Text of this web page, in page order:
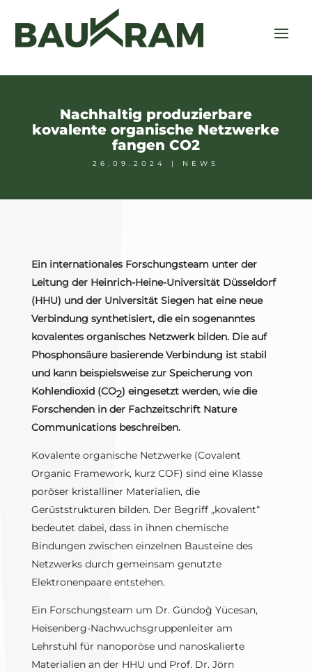
Nachhaltig produzierbare
kovalente organische Netzwerke
fangen CO2
26.09.2024 | NEWS
Ein internationales Forschungsteam unter der
Leitung der Heinrich-Heine-Universität Düsseldorf
(HHU) und der Universität Siegen hat eine neue
Verbindung synthetisiert, die ein sogenanntes
kovalentes organisches Netzwerk bilden. Die auf
Phosphonsäure basierende Verbindung ist stabil
und kann beispielsweise zur Speicherung von
Kohlendioxid (CO2) eingesetzt werden, wie die
Forschenden in der Fachzeitschrift Nature
Communications beschreiben.
Kovalente organische Netzwerke (Covalent
Organic Framework, kurz COF) sind eine Klasse
poröser kristalliner Materialien, die
Gerüststrukturen bilden. Der Begriff „kovalent“
bedeutet dabei, dass in ihnen chemische
Bindungen zwischen einzelnen Bausteine des
Netzwerks durch gemeinsam genutzte
Elektronenpaare entstehen.
Ein Forschungsteam um Dr. Gündoğ Yücesan,
Heisenberg-Nachwuchsgruppenleiter am
Lehrstuhl für nanoporöse und nanoskalierte
Materialien an der HHU und Prof. Dr. Jörn